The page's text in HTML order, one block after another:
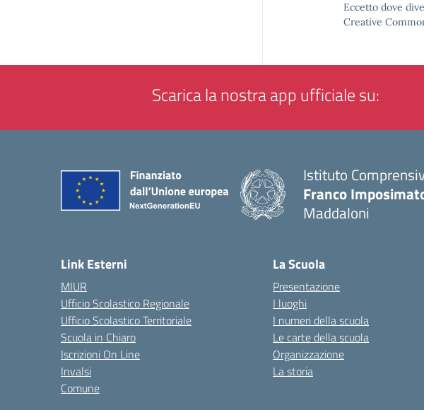
Eccetto dove
Creative
Scarica la nostra app ufficiale su:
Istituto
Franco
Maddaloni
Link Esterni
MIUR
Ufficio Scolastico Regionale
Ufficio Scolastico Territoriale
Scuola in Chiaro
Iscrizioni On Line
Invalsi
Comune
La Scuola
Presentazione
I luoghi
I numeri della scuola
Le carte della scuola
Organizzazione
La storia